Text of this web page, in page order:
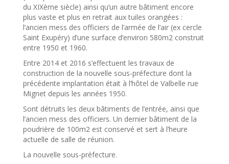
du XIXème siècle) ainsi qu’un autre bâtiment encore
plus vaste et plus en retrait aux tuiles orangées :
l’ancien mess des officiers de l’armée de l’air (ex cercle
Saint Exupéry) d’une surface d’environ 580m2 construit
entre 1950 et 1960.
Entre 2014 et 2016 s’effectuent les travaux de
construction de la nouvelle sous-préfecture dont la
précédente implantation était à l’hôtel de Valbelle rue
Mignet depuis les années 1950.
Sont détruits les deux bâtiments de l’entrée, ainsi que
l’ancien mess des officiers. Un dernier bâtiment de la
poudrière de 100m2 est conservé et sert à l’heure
actuelle de salle de réunion.
La nouvelle sous-préfecture.